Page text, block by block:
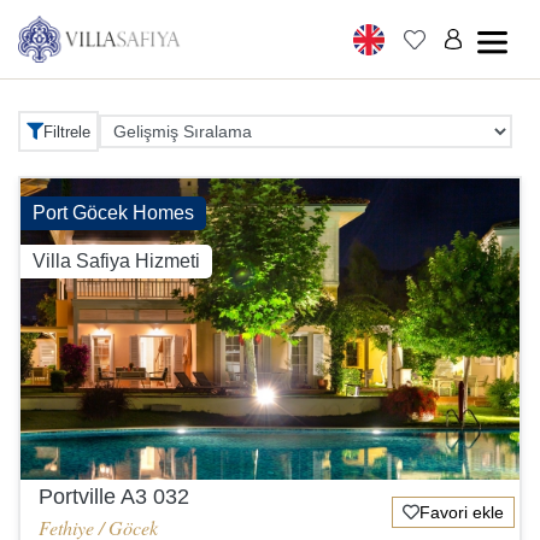
Filtrele
Port Göcek Homes
Villa Safiya Hizmeti
Portville A3 032
Fethiye / Göcek
Favori ekle